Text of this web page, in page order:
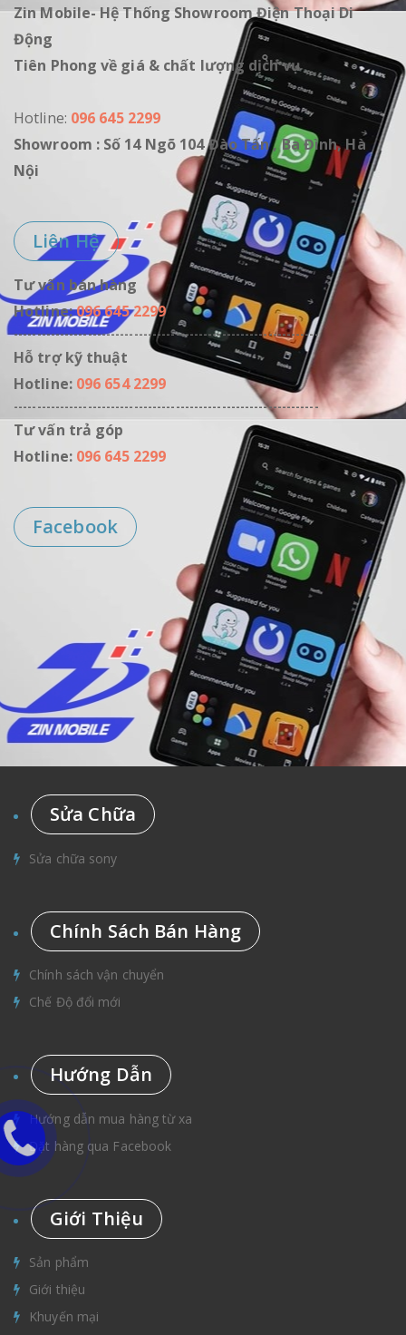
Zin Mobile- Hệ Thống Showroom Điện Thoại Di
Động
Tiên Phong về giá & chất lượng dịch vụ
Hotline: 096 645 2299
Showroom : Số 14 Ngõ 104 Đào Tấn , Ba Đình, Hà
Nội
Liên Hệ
Tư vấn bán hàng
Hotline:096 645 2299
------------------------------------------------------------------
Hỗ trợ kỹ thuật
Hotline: 096 654 2299
------------------------------------------------------------------
Tư vấn trả góp
Hotline: 096 645 2299
Facebook
Sửa Chữa
Sửa chữa sony
Chính Sách Bán Hàng
Chính sách vận chuyển
Chế Độ đổi mới
Hướng Dẫn
Hướng dẫn mua hàng từ xa
Đặt hàng qua Facebook
Giới Thiệu
Sản phẩm
Giới thiệu
Khuyến mại